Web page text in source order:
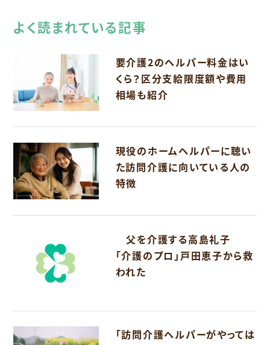
よく読まれている記事
要介護2のヘルパー料金はい
くら？区分支給限度額や費用
相場も紹介
現役のホームヘルパーに聴い
た訪問介護に向いている人の
特徴
父を介護する高島礼子
「介護のプロ」戸田恵子から救
われた
「訪問介護ヘルパーがやっては